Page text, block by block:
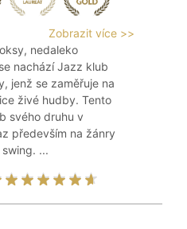
Zobrazit více >>
nedaleko
nachází Jazz klub
jenž se zaměřuje na
živé hudby. Tento
svého druhu v
především na žánry
...